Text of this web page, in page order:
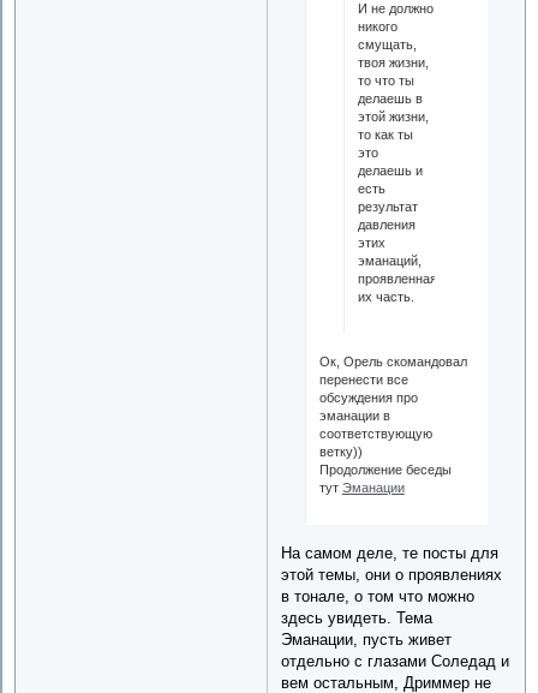
И не должно
никого
смущать,
твоя жизни,
то что ты
делаешь в
этой жизни,
то как ты
это
делаешь и
есть
результат
давления
этих
эманаций,
проявленная
их часть.
Ок, Орель скомандовал
перенести все
обсуждения про
эманации в
соответствующую
ветку))
Продолжение беседы
тут Эманации
На самом деле, те посты для
этой темы, они о проявлениях
в тонале, о том что можно
здесь увидеть. Тема
Эманации, пусть живет
отдельно с глазами Соледад и
вем остальным, Дриммер не